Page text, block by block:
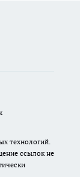
технологий.
ссылок не